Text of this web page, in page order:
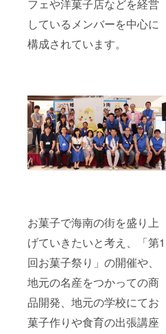
フェや洋菓子店などを経営
しているメンバーを中心に
構成されています。
お菓子で海南の街を盛り上
げていきたいと考え、「第1
回お菓子祭り」の開催や、
地元の名産をつかっての商
品開発、地元の学校にてお
菓子作りや食育の出張講座